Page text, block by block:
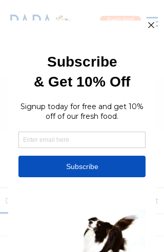
Fresh food
Groups
RaraPetcare Group
Public · 396 members
Join
Discussion About